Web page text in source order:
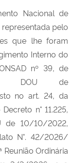
Nacional de
pelo
que lhe foram
Interno do
nº 39, de
DOU de
no art. 24, da
n° 11.225,
de 10/10/2022,
N°. 42/2026/
Reunião Ordinária